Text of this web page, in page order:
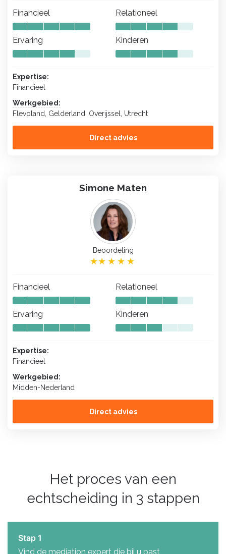
Financieel Relationeel
Ervaring Kinderen
Expertise:
Financieel
Werkgebied:
Flevoland, Gelderland. Overijssel, Utrecht
Direct advies
Simone Maten
Beoordeling
Financieel Relationeel
Ervaring Kinderen
Expertise:
Financieel
Werkgebied:
Midden-Nederland
Direct advies
Het proces van een
echtscheiding in 3 stappen
Stap 1
Vind de mediation expert die bij u past